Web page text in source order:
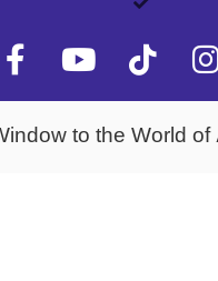
to the World of